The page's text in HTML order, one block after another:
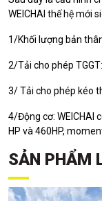
WEICHAI thế hệ mới
1/Khối lượng bản
2/Tải cho phép
3/ Tải cho phép kéo
4/Động cơ: WEICHAI
HP và 460HP,
SẢN PHẨM